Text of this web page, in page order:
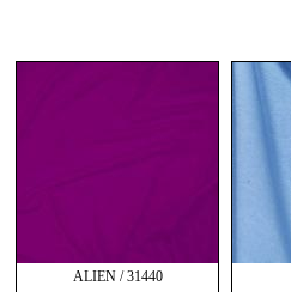
ALIEN / 31440